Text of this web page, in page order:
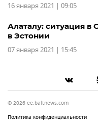
16 января 2021 | 09:05
Алаталу: ситуация в
в Эстонии
07 января 2021 | 15:45
© 2026 ee.baltnews.com
Политика конфиденциальности